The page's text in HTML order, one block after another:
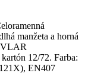
manžeta a horná
12/72. Farba:
EN407